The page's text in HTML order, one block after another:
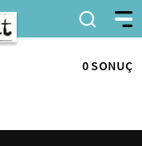
0 SONUÇ